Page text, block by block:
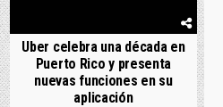
Uber celebra una década en
Puerto Rico y presenta
nuevas funciones en su
aplicación